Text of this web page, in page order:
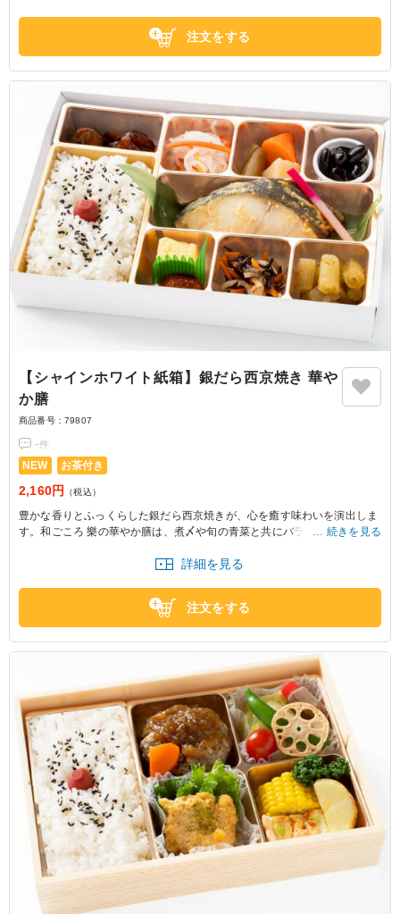
注文をする
【シャインホワイト紙箱】銀だら西京焼き 華や
か膳
商品番号： 79807
-件
NEW お茶付き
2,160円 （税込）
豊かな香りとふっくらした銀だら西京焼きが、心を癒す味わいを演出しま
す。和ごころ 樂の華やか膳は、煮〆や旬の青菜と共にバランスも抜群。大
続きを見る
詳細を見る
注文をする